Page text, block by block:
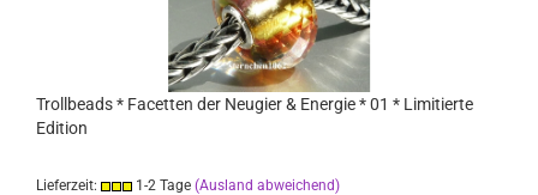
Trollbeads * Facetten der Neugier & Energie * 01 * Limitierte
Edition
Lieferzeit: 1-2 Tage (Ausland abweichend)